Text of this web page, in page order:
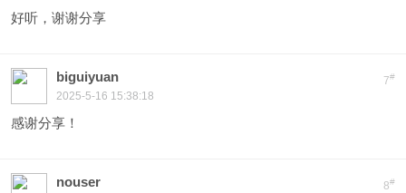
好听，谢谢分享
7#
biguiyuan
2025-5-16 15:38:18
感谢分享！
8#
nouser